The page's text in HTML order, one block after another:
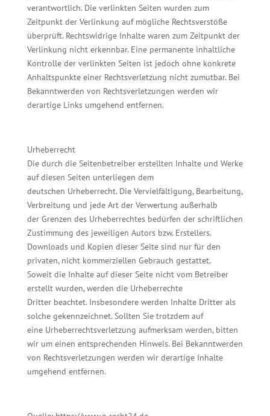
verantwortlich. Die verlinkten Seiten wurden zum
Zeitpunkt der Verlinkung auf mögliche Rechtsverstöße
überprüft. Rechtswidrige Inhalte waren zum Zeitpunkt der
Verlinkung nicht erkennbar. Eine permanente inhaltliche
Kontrolle der verlinkten Seiten ist jedoch ohne konkrete
Anhaltspunkte einer Rechtsverletzung nicht zumutbar. Bei
Bekanntwerden von Rechtsverletzungen werden wir
derartige Links umgehend entfernen.
Urheberrecht
Die durch die Seitenbetreiber erstellten Inhalte und Werke
auf diesen Seiten unterliegen dem
deutschen Urheberrecht. Die Vervielfältigung, Bearbeitung,
Verbreitung und jede Art der Verwertung außerhalb
der Grenzen des Urheberrechtes bedürfen der schriftlichen
Zustimmung des jeweiligen Autors bzw. Erstellers.
Downloads und Kopien dieser Seite sind nur für den
privaten, nicht kommerziellen Gebrauch gestattet.
Soweit die Inhalte auf dieser Seite nicht vom Betreiber
erstellt wurden, werden die Urheberrechte
Dritter beachtet. Insbesondere werden Inhalte Dritter als
solche gekennzeichnet. Sollten Sie trotzdem auf
eine Urheberrechtsverletzung aufmerksam werden, bitten
wir um einen entsprechenden Hinweis. Bei Bekanntwerden
von Rechtsverletzungen werden wir derartige Inhalte
umgehend entfernen.